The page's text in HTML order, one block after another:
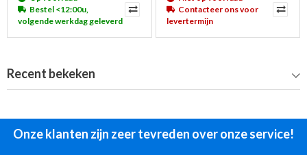
Bestel <12:00u,
volgende werkdag geleverd
Contacteer ons voor
levertermijn
Recent bekeken
Onze klanten zijn zeer tevreden over onze service!